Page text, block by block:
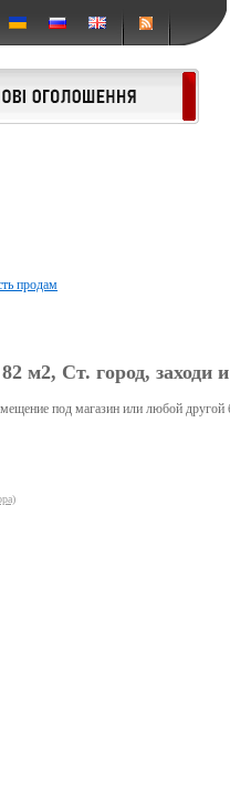
продам
м2, Ст. город, заходи
под магазин или любой другой